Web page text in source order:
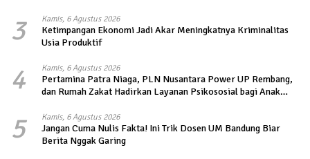
3 Kamis, 6 Agustus 2026
Ketimpangan Ekonomi Jadi Akar Meningkatnya Kriminalitas
Usia Produktif
4 Kamis, 6 Agustus 2026
Pertamina Patra Niaga, PLN Nusantara Power UP Rembang,
dan Rumah Zakat Hadirkan Layanan Psikososial bagi Anak
5 Kamis, 6 Agustus 2026
Jangan Cuma Nulis Fakta! Ini Trik Dosen UM Bandung Biar
Berita Nggak Garing